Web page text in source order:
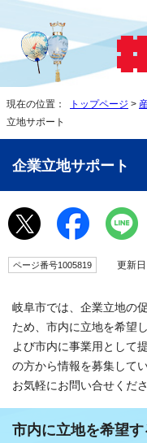
現在の位置： トップページ >
立地サポート
企業立地サポート
ページ番号1005819 更新日
岐阜市では、企業立地の
ため、市内に立地を希望
よび市内に事業用として
の方から情報を募集してい
お気軽にお問い合せくださ
市内に立地を希望